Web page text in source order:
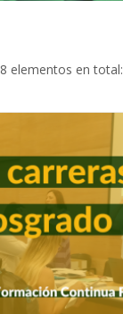
8 elementos en total: